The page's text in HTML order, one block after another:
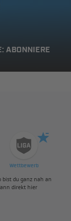
ABONNIERE
Wettbewerb
bist du ganz nah an
direkt hier